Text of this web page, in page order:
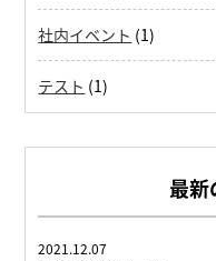
社内イベント (1)
テスト (1)
最新
2021.12.07